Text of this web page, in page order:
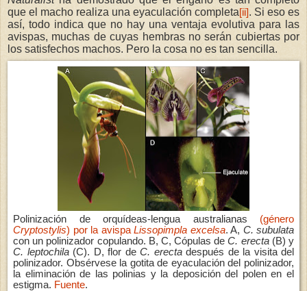
que el macho realiza una eyaculación completa[ii]. Si eso es
así, todo indica que no hay una ventaja evolutiva para las
avispas, muchas de cuyas hembras no serán cubiertas por
los satisfechos machos. Pero la cosa no es tan sencilla.
Polinización de orquídeas-lengua australianas (género
Cryptostylis) por la avispa Lissopimpla excelsa. A, C. subulata
con un polinizador copulando. B, C, Cópulas deC. erecta(B) y
C. leptochila(C). D, flor de C. erectadespués de la visita del
polinizador. Obsérvese la gotita de eyaculación del polinizador,
la eliminación de las polinias y la deposición del polen en el
estigma. Fuente.